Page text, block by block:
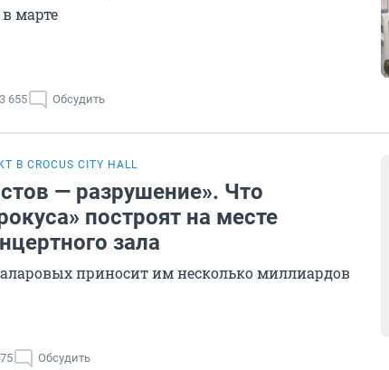
марте
3 655 Обсудить
В CROCUS CITY HALL
— разрушение». Что
построят на месте
зала
приносит им несколько миллиардов
Обсудить